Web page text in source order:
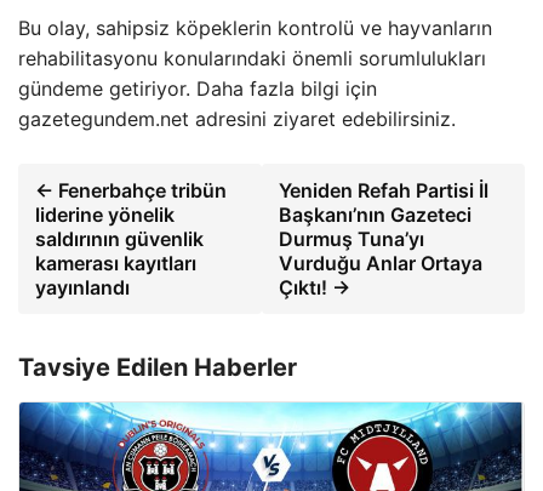
Bu olay, sahipsiz köpeklerin kontrolü ve hayvanların
rehabilitasyonu konularındaki önemli sorumlulukları
gündeme getiriyor. Daha fazla bilgi için
gazetegundem.net adresini ziyaret edebilirsiniz.
← Fenerbahçe tribün
liderine yönelik
saldırının güvenlik
kamerası kayıtları
yayınlandı
Yeniden Refah Partisi İl
Başkanı’nın Gazeteci
Durmuş Tuna’yı
Vurduğu Anlar Ortaya
Çıktı! →
Tavsiye Edilen Haberler